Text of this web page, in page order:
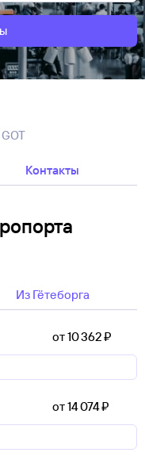
GOT
Контакты
Из Гётеборга
от 10 ⁠362 ⁠₽
от 14 ⁠074 ⁠₽